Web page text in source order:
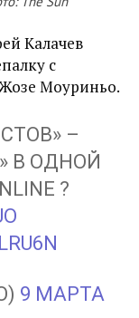
Калачев
с
Моуриньо.
–
В ОДНОЙ
?
9 МАРТА